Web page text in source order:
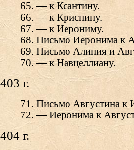
65. — к Ксантину.
66. — к Криспину.
67. — к Иерониму.
68. Письмо Иеронима к
69. Письмо Алипия и
70. — к Навцеллиану.
403 г.
71. Письмо Августина к
72. — Иеронима к
404 г.